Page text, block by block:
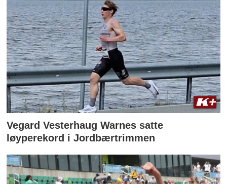
Vegard Vesterhaug Warnes satte
løyperekord i Jordbærtrimmen